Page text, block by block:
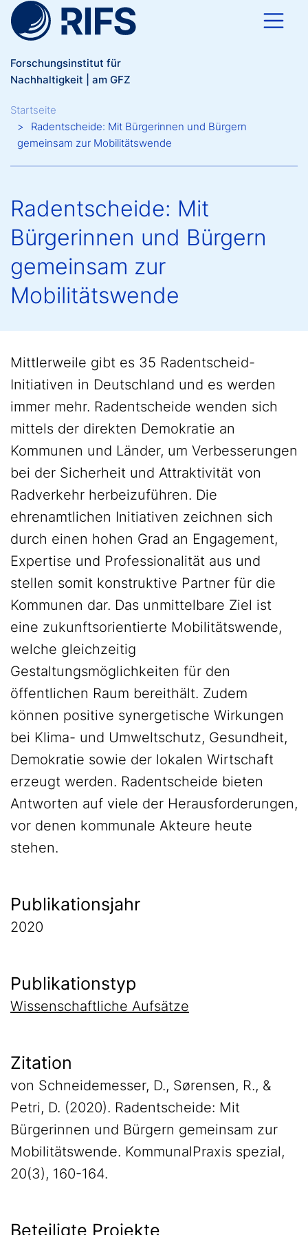
Direkt zum Inhalt
Forschungsinstitut für
Nachhaltigkeit | am GFZ
Breadcrumb
Startseite
Radentscheide: Mit Bürgerinnen und Bürgern
gemeinsam zur Mobilitätswende
Radentscheide: Mit
Bürgerinnen und Bürgern
gemeinsam zur
Mobilitätswende
Mittlerweile gibt es 35 Radentscheid-
Initiativen in Deutschland und es werden
immer mehr. Radentscheide wenden sich
mittels der direkten Demokratie an
Kommunen und Länder, um Verbesserungen
bei der Sicherheit und Attraktivität von
Radverkehr herbeizuführen. Die
ehrenamtlichen Initiativen zeichnen sich
durch einen hohen Grad an Engagement,
Expertise und Professionalität aus und
stellen somit konstruktive Partner für die
Kommunen dar. Das unmittelbare Ziel ist
eine zukunftsorientierte Mobilitätswende,
welche gleichzeitig
Gestaltungsmöglichkeiten für den
öffentlichen Raum bereithält. Zudem
können positive synergetische Wirkungen
bei Klima- und Umweltschutz, Gesundheit,
Demokratie sowie der lokalen Wirtschaft
erzeugt werden. Radentscheide bieten
Antworten auf viele der Herausforderungen,
vor denen kommunale Akteure heute
stehen.
Publikationsjahr
2020
Publikationstyp
Wissenschaftliche Aufsätze
Zitation
von Schneidemesser, D., Sørensen, R., &
Petri, D. (2020). Radentscheide: Mit
Bürgerinnen und Bürgern gemeinsam zur
Mobilitätswende. KommunalPraxis spezial,
20(3), 160-164.
Beteiligte Projekte